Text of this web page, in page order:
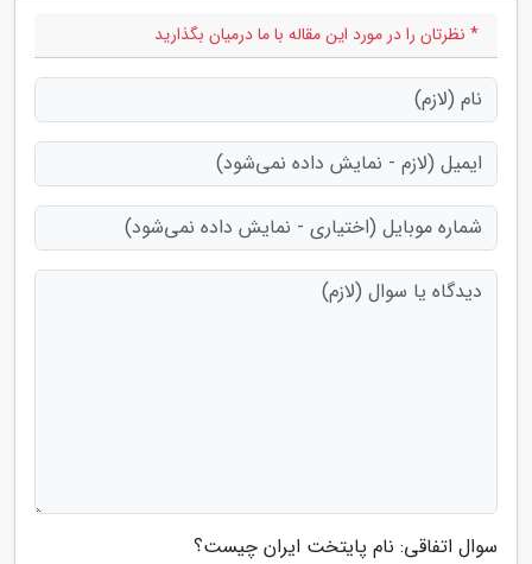
* نظرتان را در مورد این مقاله با ما درمیان بگذارید
سوال اتفاقی: نام پایتخت ایران چیست؟